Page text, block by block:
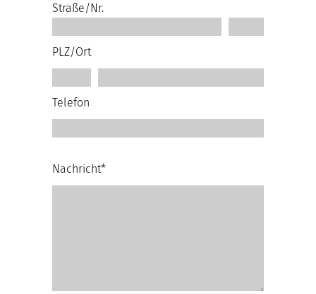
Straße/Nr.
PLZ/Ort
Telefon
Nachricht*